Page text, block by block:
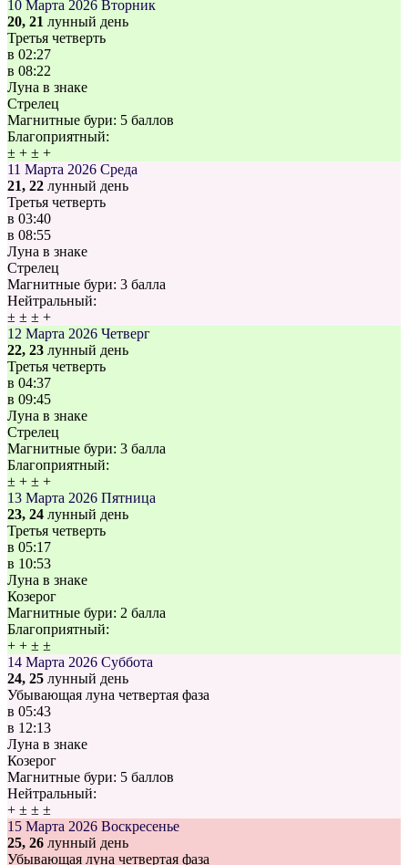
10 Марта 2026 Вторник
20, 21 лунный день
Третья четверть
в 02:27
в 08:22
Луна в знаке
Стрелец
Магнитные бури: 5 баллов
Благоприятный:
± + ± +
11 Марта 2026 Среда
21, 22 лунный день
Третья четверть
в 03:40
в 08:55
Луна в знаке
Стрелец
Магнитные бури: 3 балла
Нейтральный:
± ± ± +
12 Марта 2026 Четверг
22, 23 лунный день
Третья четверть
в 04:37
в 09:45
Луна в знаке
Стрелец
Магнитные бури: 3 балла
Благоприятный:
± + ± +
13 Марта 2026 Пятница
23, 24 лунный день
Третья четверть
в 05:17
в 10:53
Луна в знаке
Козерог
Магнитные бури: 2 балла
Благоприятный:
+ + ± ±
14 Марта 2026 Суббота
24, 25 лунный день
Убывающая луна четвертая фаза
в 05:43
в 12:13
Луна в знаке
Козерог
Магнитные бури: 5 баллов
Нейтральный:
+ ± ± ±
15 Марта 2026 Воскресенье
25, 26 лунный день
Убывающая луна четвертая фаза